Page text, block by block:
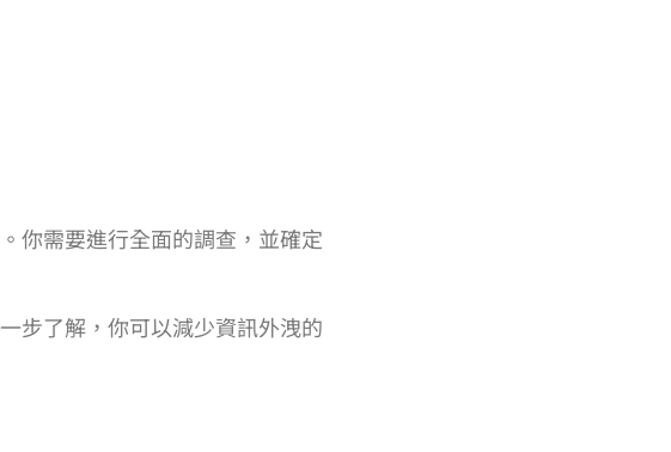
你需要進行全面的調查，並確定
步了解，你可以減少資訊外洩的